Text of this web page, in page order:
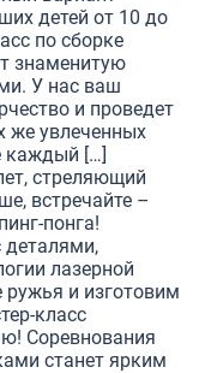
детей от 10 до
по сборке
знаменитую
У нас ваш
и проведет
же увлеченных
каждый […]
стреляющий
встречайте –
понга!
деталями,
лазерной
ружья и изготовим
класс
Соревнования
станет ярким